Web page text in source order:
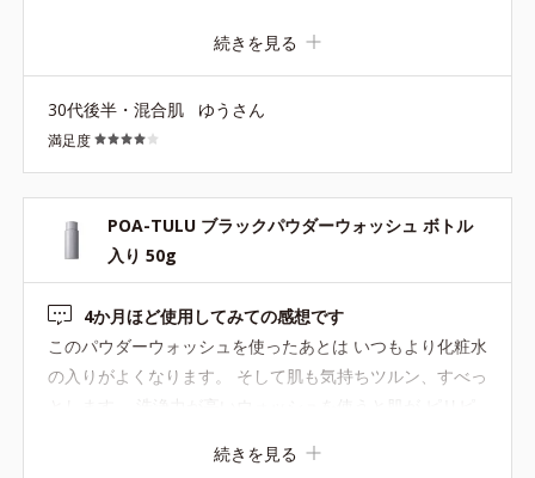
続きを見る
30代後半・混合肌 ゆうさん
満足度
POA-TULU ブラックパウダーウォッシュ ボトル
入り 50g
4か月ほど使用してみての感想です
このパウダーウォッシュを使ったあとは いつもより化粧水
の入りがよくなります。 そして肌も気持ちツルン、すべっ
とします。 洗浄力が高いウォッシュを使うと肌が ピリピ
イルドなものを選んでいます。 こちらはスペシャルケアと
続きを見る